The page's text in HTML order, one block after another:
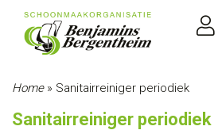
Home» Sanitairreiniger periodiek
Sanitairreiniger periodiek